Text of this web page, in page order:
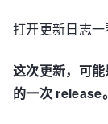
打开更新日志
这次更新，可
的一次 release。